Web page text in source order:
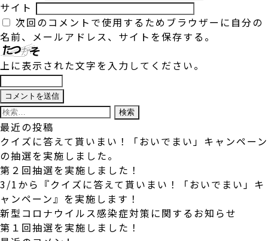
サイト
次回のコメントで使用するためブラウザーに自分の
名前、メールアドレス、サイトを保存する。
上に表示された文字を入力してください。
検
索:
最近の投稿
クイズに答えて貰いまい！「おいでまい」キャンペーン
の抽選を実施しました。
第２回抽選を実施しました！
3/1から『クイズに答えて貰いまい！「おいでまい」キ
ャンペーン』を実施します！
新型コロナウイルス感染症対策に関するお知らせ
第１回抽選を実施しました！